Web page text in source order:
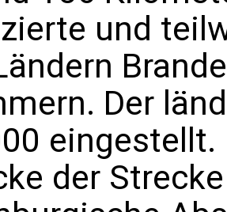
und
. Der
der